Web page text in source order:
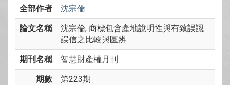
全部作者 沈宗倫
論文名稱
沈宗倫, 商標包含產地說明性與有致誤認
誤信之比較與區辨
期刊名稱 智慧財產權月刊
期數 第223期